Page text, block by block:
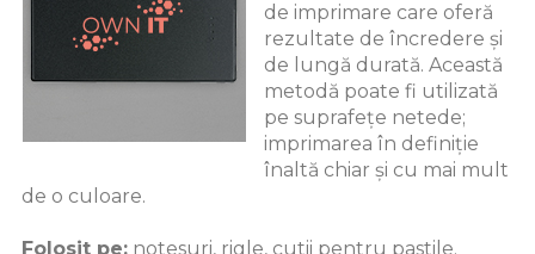
de imprimare care oferă
rezultate de încredere și
de lungă durată. Această
metodă poate fi utilizată
pe suprafețe netede;
imprimarea în definiție
înaltă chiar și cu mai mult
de o culoare.
Folosit pe:notesuri, rigle, cutii pentru pastile.